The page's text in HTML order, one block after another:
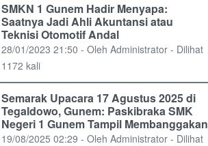
SMKN 1 Gunem Hadir Menyapa:
Saatnya Jadi Ahli Akuntansi atau
Teknisi Otomotif Andal
28/01/2023 21:50 - Oleh Administrator - Dilihat
1172 kali
Semarak Upacara 17 Agustus 2025 di
Tegaldowo, Gunem: Paskibraka SMK
Negeri 1 Gunem Tampil Membanggakan
19/08/2025 02:29 - Oleh Administrator - Dilihat